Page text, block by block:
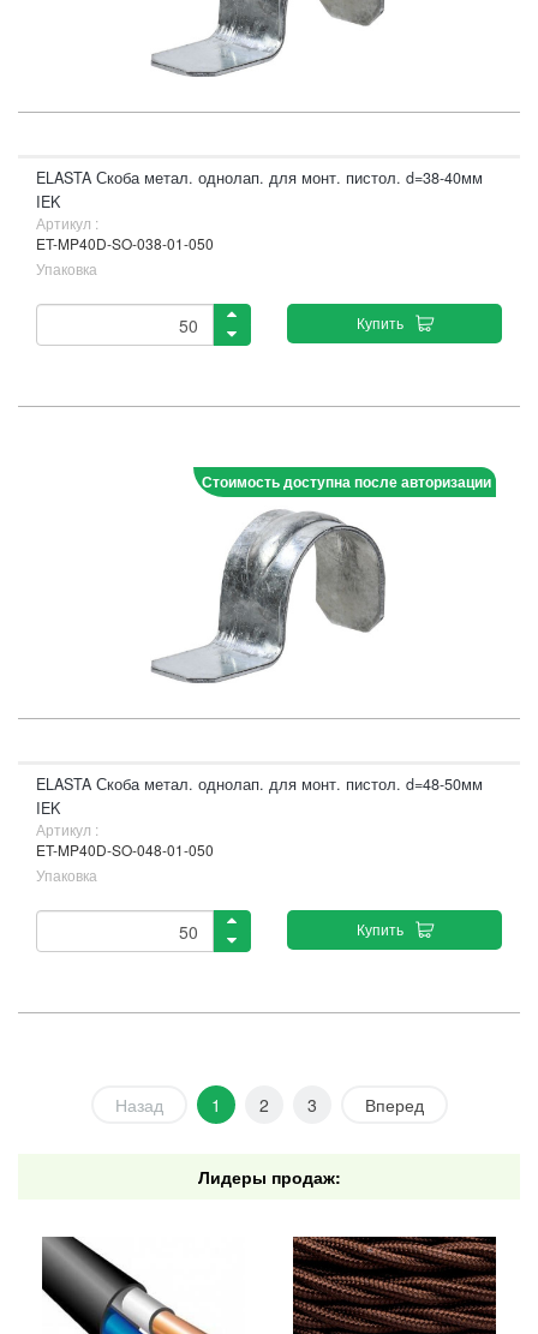
ELASTA Скоба метал. однолап. для монт. пистол. d=38-40мм
IEK
Артикул :
ET-MP40D-SO-038-01-050
Упаковка
Купить
Стоимость доступна после авторизации
ELASTA Скоба метал. однолап. для монт. пистол. d=48-50мм
IEK
Артикул :
ET-MP40D-SO-048-01-050
Упаковка
Купить
Назад 1 2 3 Вперед
Лидеры продаж: